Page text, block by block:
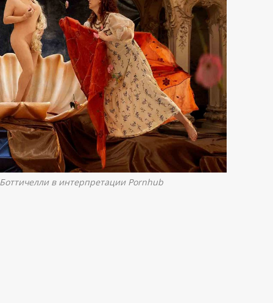
в интерпретации Pornhub